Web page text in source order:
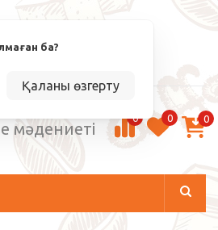
ба?
Қаланы өзгерту
мәдениеті
0 0 0